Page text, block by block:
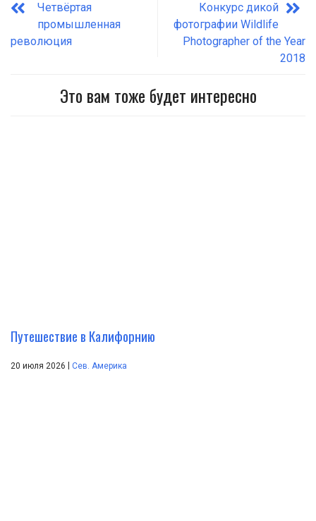
Четвёртая
промышленная
революция
Конкурс дикой
фотографии Wildlife
Photographer of the Year
2018
Это вам тоже будет интересно
Путешествие в Калифорнию
20 июля 2026 Сев. Америка